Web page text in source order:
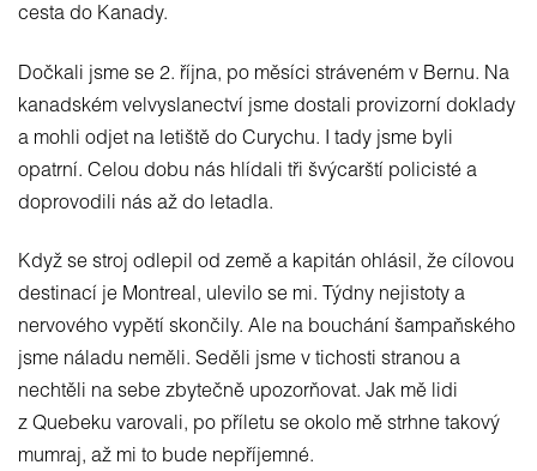
cesta do Kanady.
Dočkali jsme se 2. října, po měsíci stráveném v Bernu. Na
kanadském velvyslanectví jsme dostali provizorní doklady
a mohli odjet na letiště do Curychu. I tady jsme byli
opatrní. Celou dobu nás hlídali tři švýcarští policisté a
doprovodili nás až do letadla.
Když se stroj odlepil od země a kapitán ohlásil, že cílovou
destinací je Montreal, ulevilo se mi. Týdny nejistoty a
nervového vypětí skončily. Ale na bouchání šampaňského
jsme náladu neměli. Seděli jsme v tichosti stranou a
nechtěli na sebe zbytečně upozorňovat. Jak mě lidi
z Quebeku varovali, po příletu se okolo mě strhne takový
mumraj, až mi to bude nepříjemné.